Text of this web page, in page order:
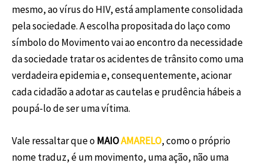
mesmo, ao vírus do HIV, está amplamente consolidada
pela sociedade. A escolha propositada do laço como
símbolo do Movimento vai ao encontro da necessidade
da sociedade tratar os acidentes de trânsito como uma
verdadeira epidemia e, consequentemente, acionar
cada cidadão a adotar as cautelas e prudência hábeis a
poupá-lo de ser uma vítima.
Vale ressaltar que oMAIOAMARELO, como o próprio
nome traduz, é um movimento, uma ação, não uma